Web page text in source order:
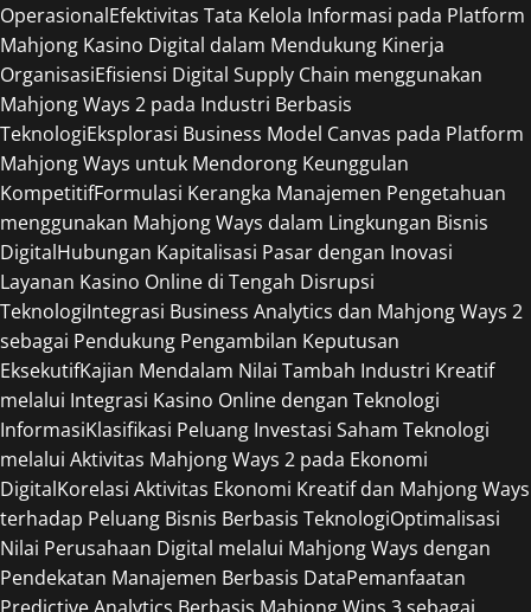
OperasionalEfektivitas Tata Kelola Informasi pada Platform
Mahjong Kasino Digital dalam Mendukung Kinerja
OrganisasiEfisiensi Digital Supply Chain menggunakan
Mahjong Ways 2 pada Industri Berbasis
TeknologiEksplorasi Business Model Canvas pada Platform
Mahjong Ways untuk Mendorong Keunggulan
KompetitifFormulasi Kerangka Manajemen Pengetahuan
menggunakan Mahjong Ways dalam Lingkungan Bisnis
DigitalHubungan Kapitalisasi Pasar dengan Inovasi
Layanan Kasino Online di Tengah Disrupsi
TeknologiIntegrasi Business Analytics dan Mahjong Ways 2
sebagai Pendukung Pengambilan Keputusan
EksekutifKajian Mendalam Nilai Tambah Industri Kreatif
melalui Integrasi Kasino Online dengan Teknologi
InformasiKlasifikasi Peluang Investasi Saham Teknologi
melalui Aktivitas Mahjong Ways 2 pada Ekonomi
DigitalKorelasi Aktivitas Ekonomi Kreatif dan Mahjong Ways
terhadap Peluang Bisnis Berbasis TeknologiOptimalisasi
Nilai Perusahaan Digital melalui Mahjong Ways dengan
Pendekatan Manajemen Berbasis DataPemanfaatan